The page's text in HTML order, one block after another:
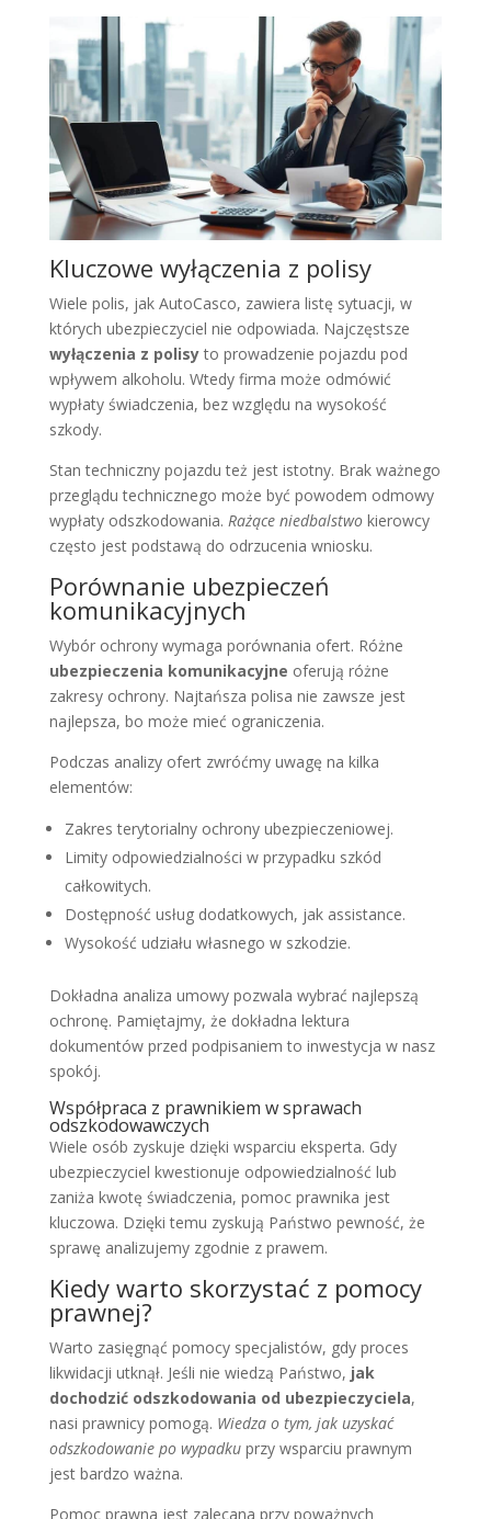
Kluczowe wyłączenia z polisy
Wiele polis, jak AutoCasco, zawiera listę sytuacji, w
których ubezpieczyciel nie odpowiada. Najczęstsze
wyłączenia z polisyto prowadzenie pojazdu pod
wpływem alkoholu. Wtedy firma może odmówić
wypłaty świadczenia, bez względu na wysokość
szkody.
Stan techniczny pojazdu też jest istotny. Brak ważnego
przeglądu technicznego może być powodem odmowy
wypłaty odszkodowania. Rażące niedbalstwokierowcy
często jest podstawą do odrzucenia wniosku.
Porównanie ubezpieczeń
komunikacyjnych
Wybór ochrony wymaga porównania ofert. Różne
ubezpieczenia komunikacyjne oferują różne
zakresy ochrony. Najtańsza polisa nie zawsze jest
najlepsza, bo może mieć ograniczenia.
Podczas analizy ofert zwróćmy uwagę na kilka
elementów:
Zakres terytorialny ochrony ubezpieczeniowej.
Limity odpowiedzialności w przypadku szkód
całkowitych.
Dostępność usług dodatkowych, jak assistance.
Wysokość udziału własnego w szkodzie.
Dokładna analiza umowy pozwala wybrać najlepszą
ochronę. Pamiętajmy, że dokładna lektura
dokumentów przed podpisaniem to inwestycja w nasz
spokój.
Współpraca z prawnikiem w sprawach
odszkodowawczych
Wiele osób zyskuje dzięki wsparciu eksperta. Gdy
ubezpieczyciel kwestionuje odpowiedzialność lub
zaniża kwotę świadczenia, pomoc prawnika jest
kluczowa. Dzięki temu zyskują Państwo pewność, że
sprawę analizujemy zgodnie z prawem.
Kiedy warto skorzystać z pomocy
prawnej?
Warto zasięgnąć pomocy specjalistów, gdy proces
likwidacji utknął. Jeśli nie wiedzą Państwo, jak
dochodzić odszkodowania od ubezpieczyciela,
nasi prawnicy pomogą. Wiedza o tym, jak uzyskać
odszkodowanie po wypadkuprzy wsparciu prawnym
jest bardzo ważna.
Pomoc prawna jest zalecana przy poważnych